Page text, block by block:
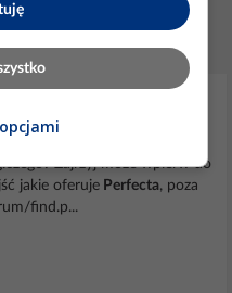
WRL LTE + 5
1
Zajrzyj może wpierw do
jakie oferuje Perfecta, poza
find.p...